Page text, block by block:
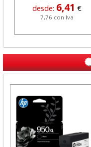
desde:6,41
7,76 con Iva